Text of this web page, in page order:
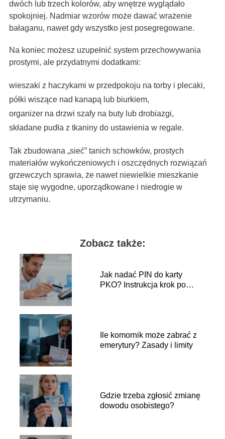
dwóch lub trzech kolorów, aby wnętrze wyglądało
spokojniej. Nadmiar wzorów może dawać wrażenie
bałaganu, nawet gdy wszystko jest posegregowane.
Na koniec możesz uzupełnić system przechowywania
prostymi, ale przydatnymi dodatkami:
wieszaki z haczykami w przedpokoju na torby i plecaki,
półki wiszące nad kanapą lub biurkiem,
organizer na drzwi szafy na buty lub drobiazgi,
składane pudła z tkaniny do ustawienia w regale.
Tak zbudowana „sieć” tanich schowków, prostych
materiałów wykończeniowych i oszczędnych rozwiązań
grzewczych sprawia, że nawet niewielkie mieszkanie
staje się wygodne, uporządkowane i niedrogie w
utrzymaniu.
Zobacz także:
Jak nadać PIN do karty
PKO? Instrukcja krok po
Ile komornik może zabrać z
emerytury? Zasady i limity
Gdzie trzeba zgłosić zmianę
dowodu osobistego?